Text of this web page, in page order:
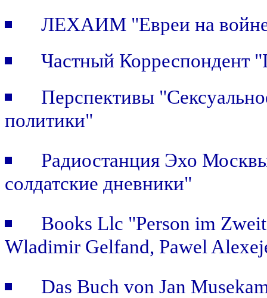
ЛЕХАИМ "Евреи на
Частный Корреспондент
Перспективы
политики"
Радиостанция Эхо
солдатские дневники"
Books Llc "Person im
Wladimir Gelfand, Pawel
Das Buch von Jan